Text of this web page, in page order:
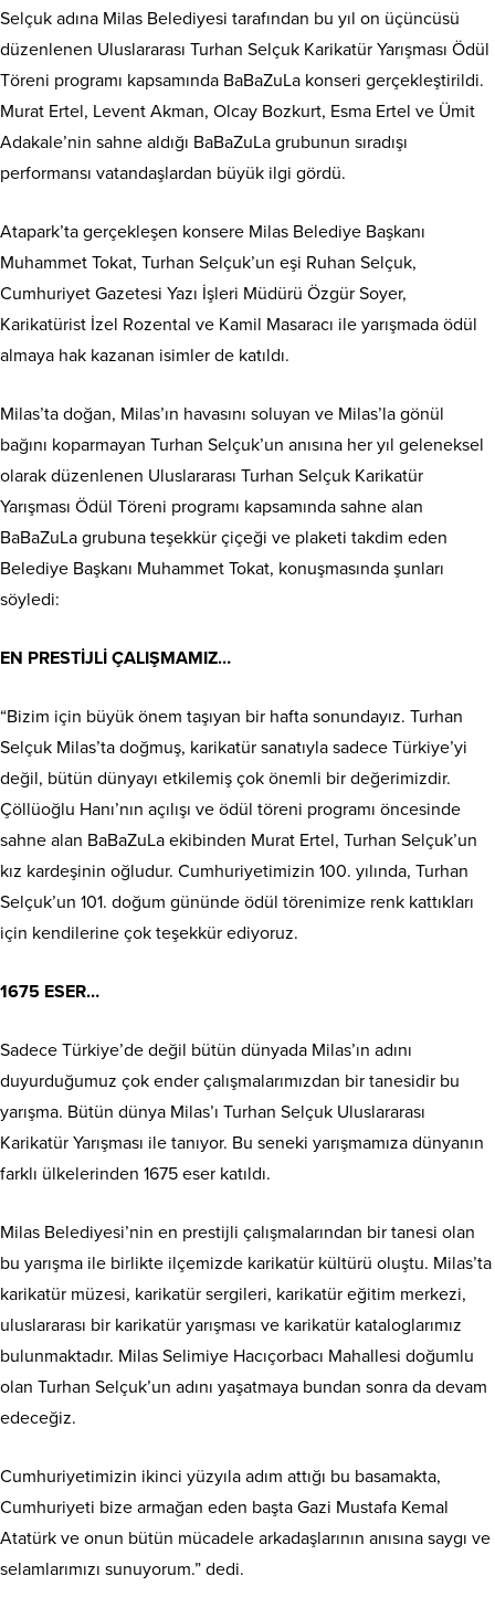
Selçuk adına Milas Belediyesi tarafından bu yıl on üçüncüsü
düzenlenen Uluslararası Turhan Selçuk Karikatür Yarışması Ödül
Töreni programı kapsamında BaBaZuLa konseri gerçekleştirildi.
Murat Ertel, Levent Akman, Olcay Bozkurt, Esma Ertel ve Ümit
Adakale’nin sahne aldığı BaBaZuLa grubunun sıradışı
performansı vatandaşlardan büyük ilgi gördü.
Atapark’ta gerçekleşen konsere Milas Belediye Başkanı
Muhammet Tokat, Turhan Selçuk’un eşi Ruhan Selçuk,
Cumhuriyet Gazetesi Yazı İşleri Müdürü Özgür Soyer,
Karikatürist İzel Rozental ve Kamil Masaracı ile yarışmada ödül
almaya hak kazanan isimler de katıldı.
Milas’ta doğan, Milas’ın havasını soluyan ve Milas’la gönül
bağını koparmayan Turhan Selçuk’un anısına her yıl geleneksel
olarak düzenlenen Uluslararası Turhan Selçuk Karikatür
Yarışması Ödül Töreni programı kapsamında sahne alan
BaBaZuLa grubuna teşekkür çiçeği ve plaketi takdim eden
Belediye Başkanı Muhammet Tokat, konuşmasında şunları
söyledi:
EN PRESTİJLİ ÇALIŞMAMIZ…
“Bizim için büyük önem taşıyan bir hafta sonundayız. Turhan
Selçuk Milas’ta doğmuş, karikatür sanatıyla sadece Türkiye’yi
değil, bütün dünyayı etkilemiş çok önemli bir değerimizdir.
Çöllüoğlu Hanı’nın açılışı ve ödül töreni programı öncesinde
sahne alan BaBaZuLa ekibinden Murat Ertel, Turhan Selçuk’un
kız kardeşinin oğludur. Cumhuriyetimizin 100. yılında, Turhan
Selçuk’un 101. doğum gününde ödül törenimize renk kattıkları
için kendilerine çok teşekkür ediyoruz.
1675 ESER…
Sadece Türkiye’de değil bütün dünyada Milas’ın adını
duyurduğumuz çok ender çalışmalarımızdan bir tanesidir bu
yarışma. Bütün dünya Milas’ı Turhan Selçuk Uluslararası
Karikatür Yarışması ile tanıyor. Bu seneki yarışmamıza dünyanın
farklı ülkelerinden 1675 eser katıldı.
Milas Belediyesi’nin en prestijli çalışmalarından bir tanesi olan
bu yarışma ile birlikte ilçemizde karikatür kültürü oluştu. Milas’ta
karikatür müzesi, karikatür sergileri, karikatür eğitim merkezi,
uluslararası bir karikatür yarışması ve karikatür kataloglarımız
bulunmaktadır. Milas Selimiye Hacıçorbacı Mahallesi doğumlu
olan Turhan Selçuk’un adını yaşatmaya bundan sonra da devam
edeceğiz.
Cumhuriyetimizin ikinci yüzyıla adım attığı bu basamakta,
Cumhuriyeti bize armağan eden başta Gazi Mustafa Kemal
Atatürk ve onun bütün mücadele arkadaşlarının anısına saygı ve
selamlarımızı sunuyorum.” dedi.